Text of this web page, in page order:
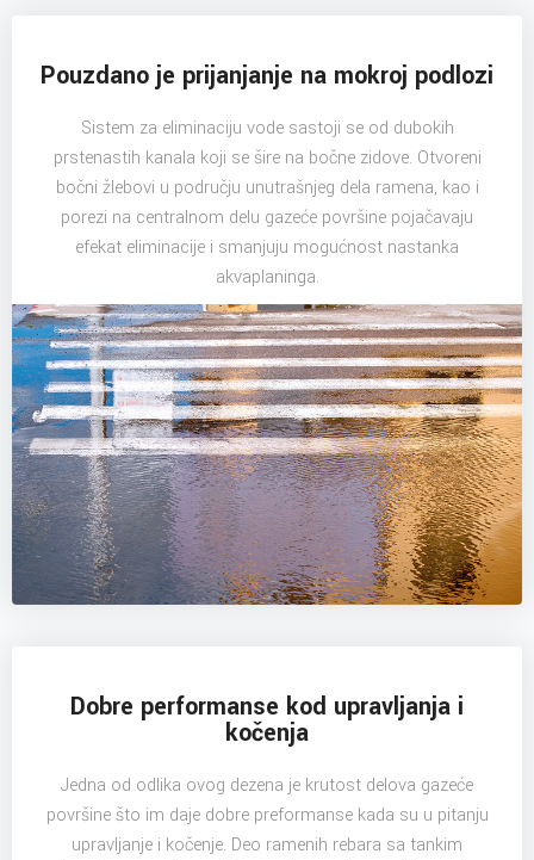
Pouzdano je prijanjanje na mokroj podlozi
Sistem za eliminaciju vode sastoji se od dubokih
prstenastih kanala koji se šire na bočne zidove. Otvoreni
bočni žlebovi u području unutrašnjeg dela ramena, kao i
porezi na centralnom delu gazeće površine pojačavaju
efekat eliminacije i smanjuju mogućnost nastanka
akvaplaninga.
Dobre performanse kod upravljanja i
kočenja
Jedna od odlika ovog dezena je krutost delova gazeće
površine što im daje dobre preformanse kada su u pitanju
upravljanje i kočenje. Deo ramenih rebara sa tankim